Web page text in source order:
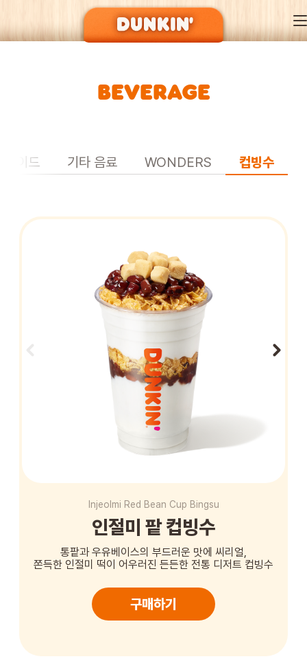
DUNKIN’ OF SEASON
BEVERAGE
에이드 기타 음료 WONDERS 컵빙수
Injeolmi Red Bean Cup Bingsu
인절미 팥 컵빙수
통팥과 우유베이스의 부드러운 맛에 씨리얼,
쫀득한 인절미 떡이 어우러진 든든한 전통 디저트 컵빙수
구매하기